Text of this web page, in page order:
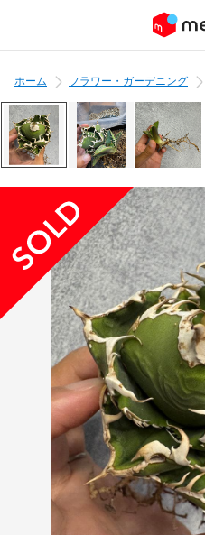
ホーム フラワー・ガーデニング